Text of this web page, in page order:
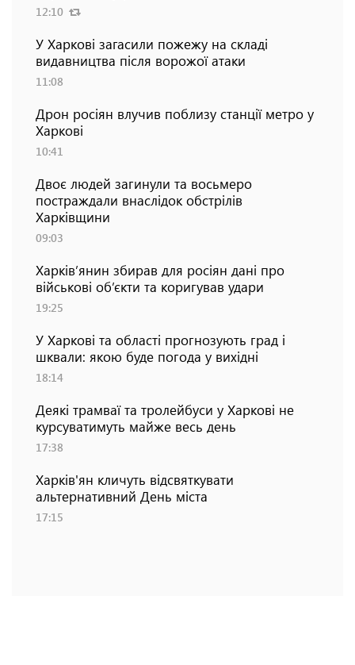
12:10
У Харкові загасили пожежу на складі
видавництва після ворожої атаки
11:08
Дрон росіян влучив поблизу станції метро у
Харкові
10:41
Двоє людей загинули та восьмеро
постраждали внаслідок обстрілів
Харківщини
09:03
Харків’янин збирав для росіян дані про
військові об’єкти та коригував удари
19:25
У Харкові та області прогнозують град і
шквали: якою буде погода у вихідні
18:14
Деякі трамваї та тролейбуси у Харкові не
курсуватимуть майже весь день
17:38
Харків'ян кличуть відсвяткувати
альтернативний День міста
17:15